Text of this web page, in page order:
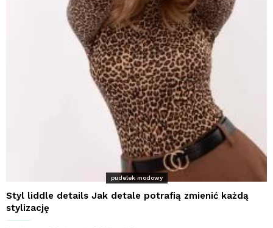
pudelek modowy
Styl liddle details Jak detale potrafią zmienić każdą
stylizację